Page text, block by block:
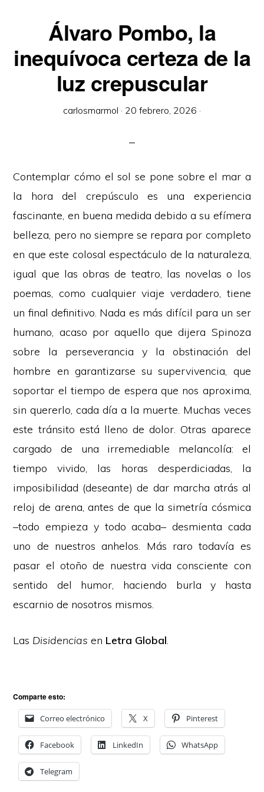
Álvaro Pombo, la
inequívoca certeza de la
luz crepuscular
carlosmarmol · 20 febrero, 2026 ·
Contemplar cómo el sol se pone sobre el mar a
la hora del crepúsculo es una experiencia
fascinante, en buena medida debido a su efímera
belleza, pero no siempre se repara por completo
en que este colosal espectáculo de la naturaleza,
igual que las obras de teatro, las novelas o los
poemas, como cualquier viaje verdadero, tiene
un final definitivo. Nada es más difícil para un ser
humano, acaso por aquello que dijera Spinoza
sobre la perseverancia y la obstinación del
hombre en garantizarse su supervivencia, que
soportar el tiempo de espera que nos aproxima,
sin quererlo, cada día a la muerte. Muchas veces
este tránsito está lleno de dolor. Otras aparece
cargado de una irremediable melancolía: el
tiempo vivido, las horas desperdiciadas, la
imposibilidad (deseante) de dar marcha atrás al
reloj de arena, antes de que la simetría cósmica
–todo empieza y todo acaba– desmienta cada
uno de nuestros anhelos. Más raro todavía es
pasar el otoño de nuestra vida consciente con
sentido del humor, haciendo burla y hasta
escarnio de nosotros mismos.
Las Disidencias en Letra Global.
Comparte esto:
Correo electrónico X Pinterest
Facebook LinkedIn WhatsApp
Telegram